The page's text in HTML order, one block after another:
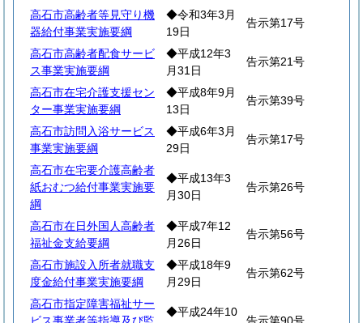
高石市高齢者等見守り機
器給付事業実施要綱
◆令和3年3月
19日
告示第17号
高石市高齢者配食サービ
ス事業実施要綱
◆平成12年3
月31日
告示第21号
高石市在宅介護支援セン
ター事業実施要綱
◆平成8年9月
13日
告示第39号
高石市訪問入浴サービス
事業実施要綱
◆平成6年3月
29日
告示第17号
高石市在宅要介護高齢者
紙おむつ給付事業実施要
綱
◆平成13年3
月30日
告示第26号
高石市在日外国人高齢者
福祉金支給要綱
◆平成7年12
月26日
告示第56号
高石市施設入所者就職支
度金給付事業実施要綱
◆平成18年9
月29日
告示第62号
高石市指定障害福祉サー
◆平成24年10